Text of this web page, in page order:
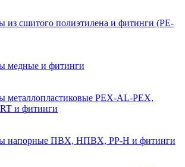
из сшитого полиэтилена и фитинги (PE-
медные и фитинги
металлопластиковые PEX-AL-PEX,
и фитинги
напорные ПВХ, НПВХ, PP-H и фитинги